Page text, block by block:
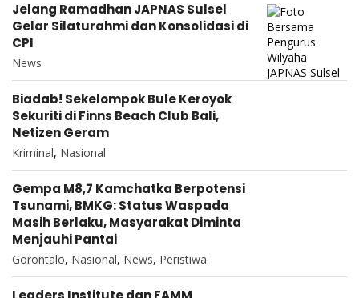
Jelang Ramadhan JAPNAS Sulsel
Gelar Silaturahmi dan Konsolidasi di
CPI
News
Biadab! Sekelompok Bule Keroyok
Sekuriti di Finns Beach Club Bali,
Netizen Geram
Kriminal, Nasional
Gempa M8,7 Kamchatka Berpotensi
Tsunami, BMKG: Status Waspada
Masih Berlaku, Masyarakat Diminta
Menjauhi Pantai
Gorontalo, Nasional, News, Peristiwa